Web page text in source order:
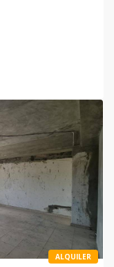
ALQUILER